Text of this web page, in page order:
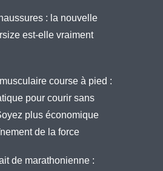
: la nouvelle
est-elle vraiment
course à pied :
pour courir sans
plus économique
de la force
de marathonienne :